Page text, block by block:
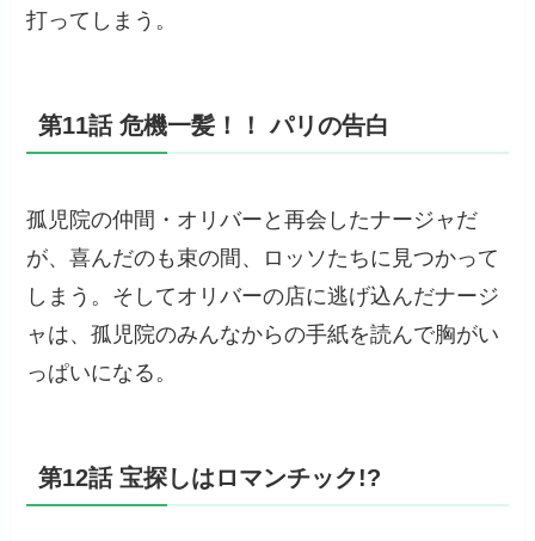
打ってしまう。
第11話 危機一髪！！ パリの告白
孤児院の仲間・オリバーと再会したナージャだ
が、喜んだのも束の間、ロッソたちに見つかって
しまう。そしてオリバーの店に逃げ込んだナージ
ャは、孤児院のみんなからの手紙を読んで胸がい
っぱいになる。
第12話 宝探しはロマンチック!?